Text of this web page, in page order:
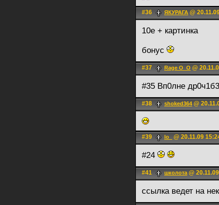
#36 ЯКУРАГА @
10е + картинка
бонус
#37 Rage O_О @
#35 Вп0лне
#38 shoked364 @
#39 lo_ @ 20.11.09
#24
#41 школота@
ссылка ведет на